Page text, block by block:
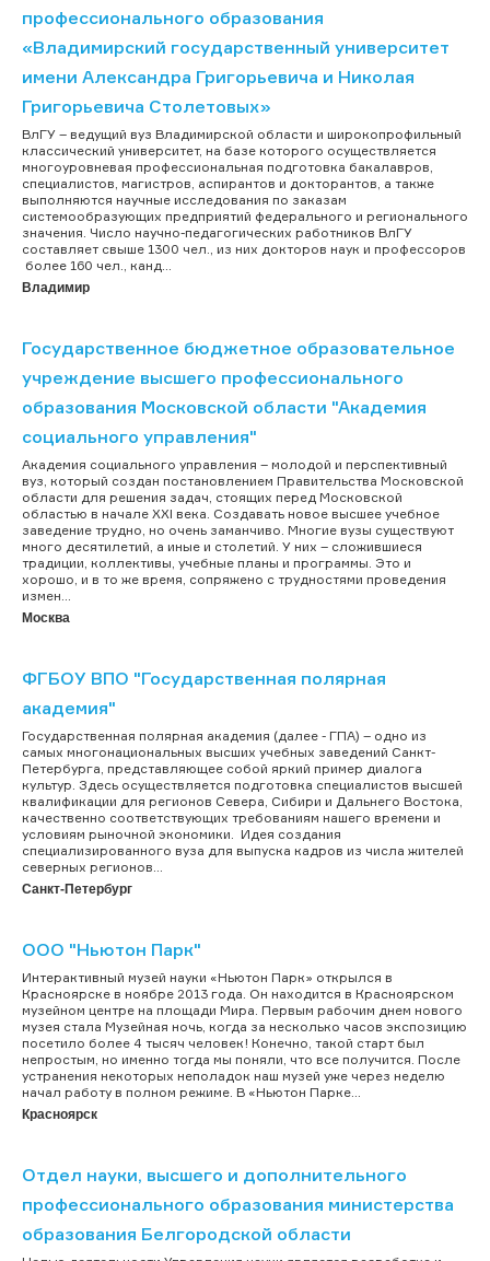
профессионального образования
«Владимирский государственный университет
имени Александра Григорьевича и Николая
Григорьевича Столетовых»
ВлГУ – ведущий вуз Владимирской области и широкопрофильный
классический университет, на базе которого осуществляется
многоуровневая профессиональная подготовка бакалавров,
специалистов, магистров, аспирантов и докторантов, а также
выполняются научные исследования по заказам
системообразующих предприятий федерального и регионального
значения. Число научно-педагогических работников ВлГУ
составляет свыше 1300 чел., из них докторов наук и профессоров
более 160 чел., канд...
Владимир
Государственное бюджетное образовательное
учреждение высшего профессионального
образования Московской области "Академия
социального управления"
Академия социального управления – молодой и перспективный
вуз, который создан постановлением Правительства Московской
области для решения задач, стоящих перед Московской
областью в начале XXI века. Создавать новое высшее учебное
заведение трудно, но очень заманчиво. Многие вузы существуют
много десятилетий, а иные и столетий. У них – сложившиеся
традиции, коллективы, учебные планы и программы. Это и
хорошо, и в то же время, сопряжено с трудностями проведения
измен...
Москва
ФГБОУ ВПО "Государственная полярная
академия"
Государственная полярная академия (далее - ГПА) – одно из
самых многонациональных высших учебных заведений Санкт-
Петербурга, представляющее собой яркий пример диалога
культур. Здесь осуществляется подготовка специалистов высшей
квалификации для регионов Севера, Сибири и Дальнего Востока,
качественно соответствующих требованиям нашего времени и
условиям рыночной экономики. Идея создания
специализированного вуза для выпуска кадров из числа жителей
северных регионов...
Санкт-Петербург
ООО "Ньютон Парк"
Интерактивный музей науки «Ньютон Парк» открылся в
Красноярске в ноябре 2013 года. Он находится в Красноярском
музейном центре на площади Мира. Первым рабочим днем нового
музея стала Музейная ночь, когда за несколько часов экспозицию
посетило более 4 тысяч человек! Конечно, такой старт был
непростым, но именно тогда мы поняли, что все получится. После
устранения некоторых неполадок наш музей уже через неделю
начал работу в полном режиме. В «Ньютон Парке...
Красноярск
Отдел науки, высшего и дополнительного
профессионального образования министерства
образования Белгородской области